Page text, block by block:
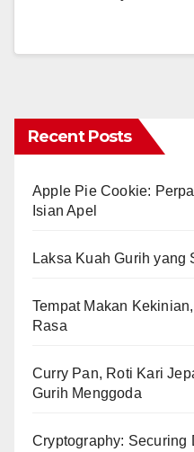
Recent Posts
Apple Pie Cookie:
Isian Apel
Laksa Kuah Gurih yang
Tempat Makan
Rasa
Curry Pan, Roti Kari
Gurih Menggoda
Cryptography: Securing